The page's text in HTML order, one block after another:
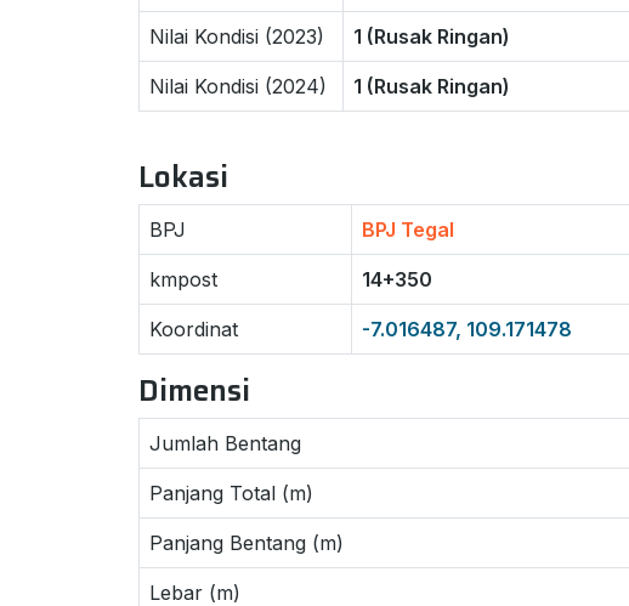
Nilai Kondisi (2023) 1 (Rusak Ringan)
Nilai Kondisi (2024) 1 (Rusak Ringan)
Lokasi
BPJ BPJ Tegal
kmpost 14+350
Koordinat -7.016487, 109.171478
Dimensi
Jumlah Bentang
Panjang Total (m)
Panjang Bentang (m)
Lebar (m)